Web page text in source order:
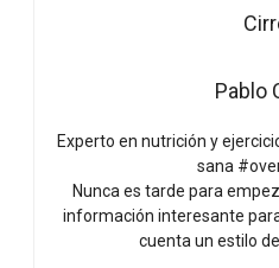
Pablo
Experto en nutrición y
sana
Nunca es tarde para
información interesante
cuenta un estilo